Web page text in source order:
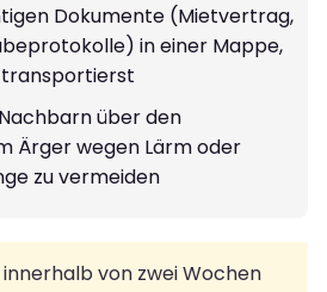
Dokumente (Mietvertrag,
in einer Mappe,
über den
Ärger wegen Lärm oder
zu vermeiden
von zwei Wochen